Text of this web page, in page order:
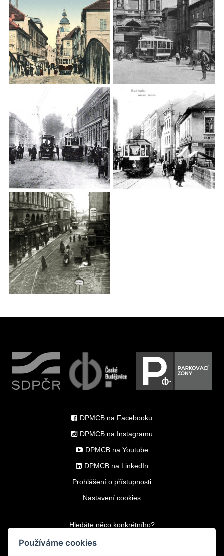
DPMCB na Facebooku
DPMCB na Instagramu
DPMCB na Youtube
DPMCB na LinkedIn
Prohlášení o přístupnosti
Nastavení cookies
Hledáte něco konkrétního?
Používáme cookies